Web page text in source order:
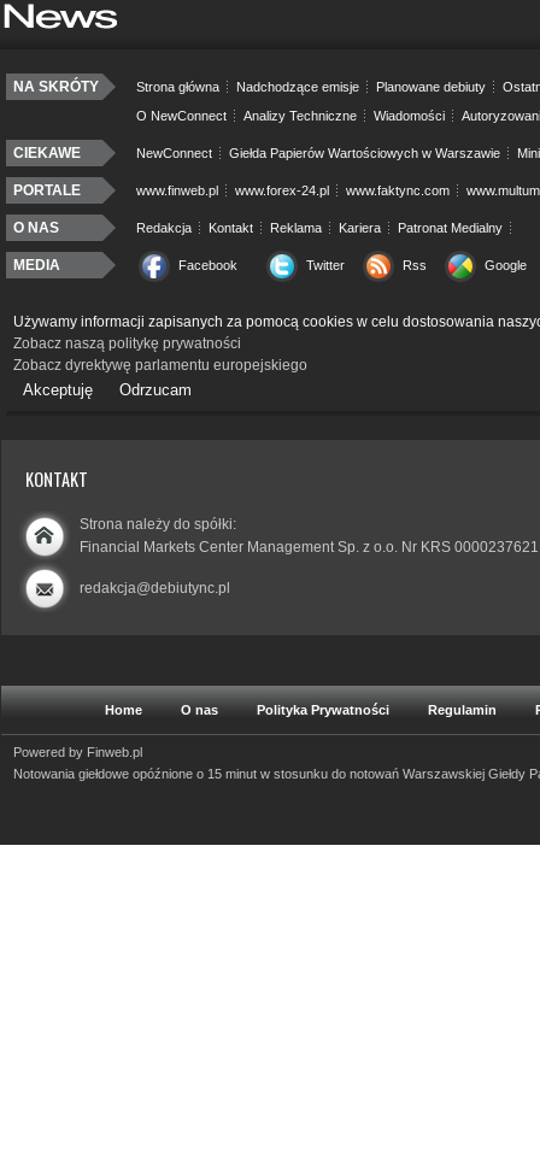
NA SKRÓTY Strona główna Nadchodzące emisje Planowane debiuty
O NewConnect
Analizy Techniczne Wiadomości
CIEKAWE NewConnect Giełda Papierów Wartościowych w Warszawie
PORTALE www.finweb.pl www.forex-24.pl www.faktync.com
O NAS Redakcja Kontakt Reklama Kariera Patronat Medialny
MEDIA Facebook Twitter Rss Google
Używamy informacji zapisanych za pomocą cookies w celu dostosowania
Zobacz naszą politykę prywatności
Zobacz dyrektywę parlamentu europejskiego
Akceptuję Odrzucam
KONTAKT
Strona należy do spółki:
Financial Markets Center Management Sp. z o.o. Nr KRS 0000237621
redakcja@debiutync.pl
Home O nas Polityka Prywatności Regulamin
Powered by Finweb.pl
Notowania giełdowe opóźnione o 15 minut w stosunku do notowań Warszawskiej Giełdy